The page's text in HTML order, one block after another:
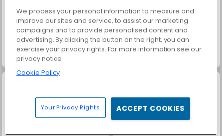
Solitaire Social
We process your personal information to measure and
improve our sites and service, to assist our marketing
campaigns and to provide personalised content and
advertising. By clicking the button on the right, you can
exercise your privacy rights. For more information see our
privacy notice
Cookie Policy
Your Privacy Rights ACCEPT COOKIES